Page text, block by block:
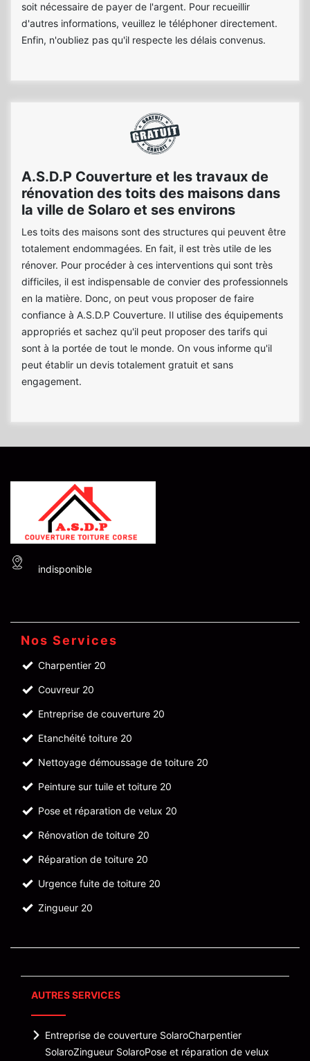
soit nécessaire de payer de l'argent. Pour recueillir
d'autres informations, veuillez le téléphoner directement.
Enfin, n'oubliez pas qu'il respecte les délais convenus.
A.S.D.P Couverture et les travaux de
rénovation des toits des maisons dans
la ville de Solaro et ses environs
Les toits des maisons sont des structures qui peuvent être
totalement endommagées. En fait, il est très utile de les
rénover. Pour procéder à ces interventions qui sont très
difficiles, il est indispensable de convier des professionnels
en la matière. Donc, on peut vous proposer de faire
confiance à A.S.D.P Couverture. Il utilise des équipements
appropriés et sachez qu'il peut proposer des tarifs qui
sont à la portée de tout le monde. On vous informe qu'il
peut établir un devis totalement gratuit et sans
engagement.
indisponible
Nos Services
Charpentier 20
Couvreur 20
Entreprise de couverture 20
Etanchéité toiture 20
Nettoyage démoussage de toiture 20
Peinture sur tuile et toiture 20
Pose et réparation de velux 20
Rénovation de toiture 20
Réparation de toiture 20
Urgence fuite de toiture 20
Zingueur 20
AUTRES SERVICES
Entreprise de couverture SolaroCharpentier
SolaroZingueur SolaroPose et réparation de velux